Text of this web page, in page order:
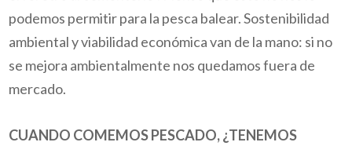
podemos permitir para la pesca balear. Sostenibilidad
ambiental y viabilidad económica van de la mano: si no
se mejora ambientalmente nos quedamos fuera de
mercado.
CUANDO COMEMOS PESCADO, ¿TENEMOS